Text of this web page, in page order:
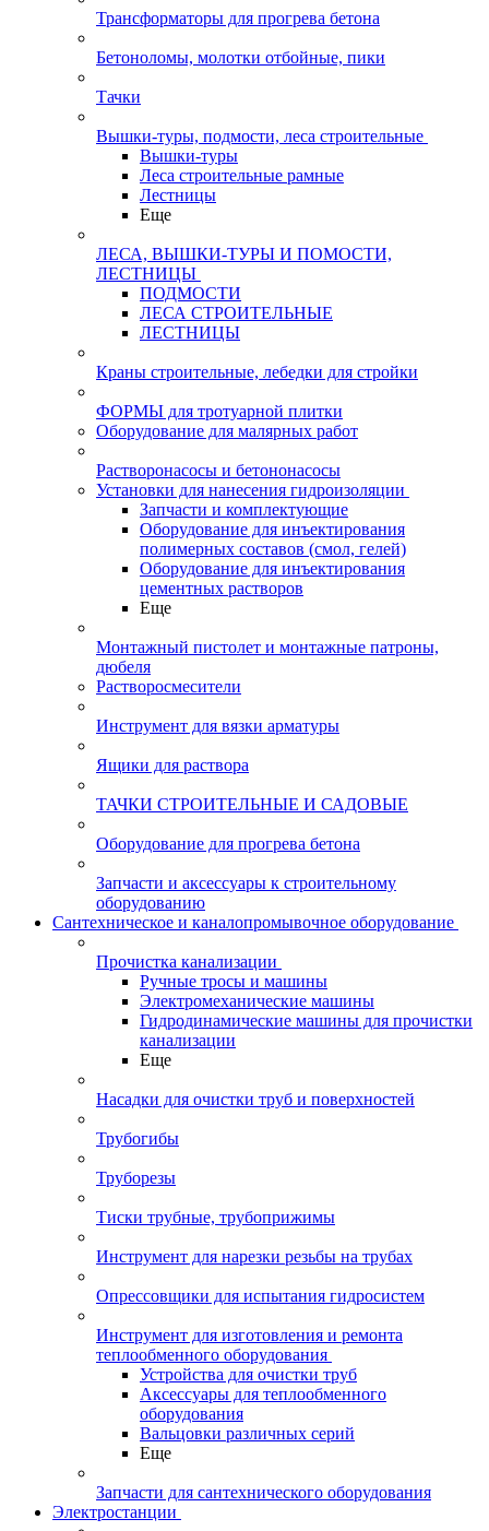
Трансформаторы для прогрева бетона
Бетоноломы, молотки отбойные, пики
Тачки
Вышки-туры, подмости, леса строительные
Вышки-туры
Леса строительные рамные
Лестницы
Еще
ЛЕСА, ВЫШКИ-ТУРЫ И ПОМОСТИ,
ЛЕСТНИЦЫ
ПОДМОСТИ
ЛЕСА СТРОИТЕЛЬНЫЕ
ЛЕСТНИЦЫ
Краны строительные, лебедки для стройки
ФОРМЫ для тротуарной плитки
Оборудование для малярных работ
Растворонасосы и бетононасосы
Установки для нанесения гидроизоляции
Запчасти и комплектующие
Оборудование для инъектирования
полимерных составов (смол, гелей)
Оборудование для инъектирования
цементных растворов
Еще
Монтажный пистолет и монтажные патроны,
дюбеля
Растворосмесители
Инструмент для вязки арматуры
Ящики для раствора
ТАЧКИ СТРОИТЕЛЬНЫЕ И САДОВЫЕ
Оборудование для прогрева бетона
Запчасти и аксессуары к строительному
оборудованию
Сантехническое и каналопромывочное оборудование
Прочистка канализации
Ручные тросы и машины
Электромеханические машины
Гидродинамические машины для прочистки
канализации
Еще
Насадки для очистки труб и поверхностей
Трубогибы
Труборезы
Тиски трубные, трубоприжимы
Инструмент для нарезки резьбы на трубах
Опрессовщики для испытания гидросистем
Инструмент для изготовления и ремонта
теплообменного оборудования
Устройства для очистки труб
Аксессуары для теплообменного
оборудования
Вальцовки различных серий
Еще
Запчасти для сантехнического оборудования
Электростанции